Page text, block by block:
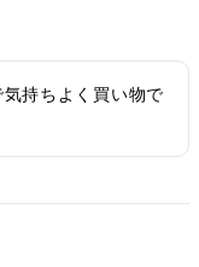
持ちよく買い物で